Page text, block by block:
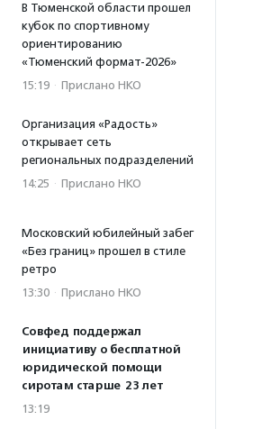
В Тюменской области прошел
кубок по спортивному
ориентированию
«Тюменский формат-2026»
15:19 · Прислано НКО
Организация «Радость»
открывает сеть
региональных подразделений
14:25 · Прислано НКО
Московский юбилейный забег
«Без границ» прошел в стиле
ретро
13:30 · Прислано НКО
Совфед поддержал
инициативу о бесплатной
юридической помощи
сиротам старше 23 лет
13:19